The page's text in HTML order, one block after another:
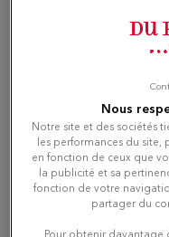
1
2.65 km
Du
DPAM
BATIMENT
SOLOTRA
Nous
Notre site et des sociétés
les performances du site,
en fonction de ceux que
la publicité et sa
fonction de votre
partager du